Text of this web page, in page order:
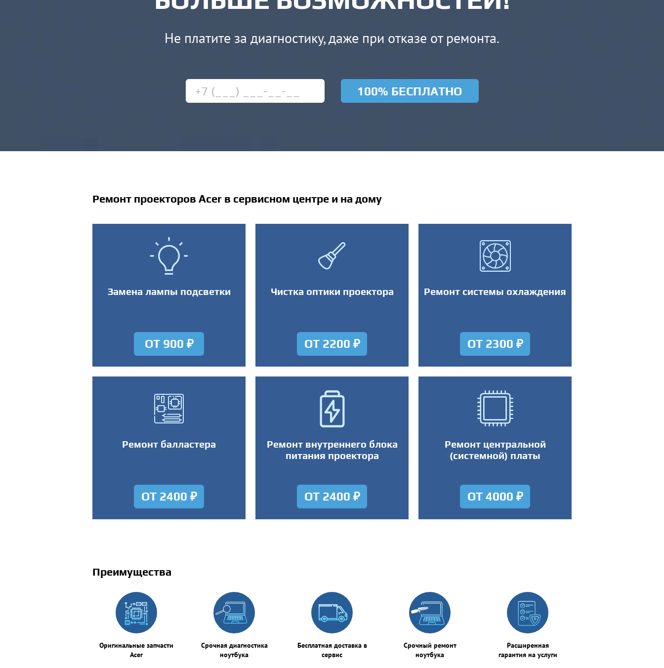
Не платите за диагностику, даже при отказе от ремонта.
100% БЕСПЛАТНО
Ремонт проекторов Acer в сервисном центре и на дому
Замена лампы подсветки
ОТ 900 ₽
Чистка оптики проектора
ОТ 2200 ₽
Ремонт системы охлаждения
ОТ 2300 ₽
Ремонт балластера
ОТ 2400 ₽
Ремонт внутреннего блока
питания проектора
ОТ 2400 ₽
Ремонт центральной
(системной) платы
ОТ 4000 ₽
Преимущества
Оригинальные запчасти
Acer
Срочная диагностика
ноутбука
Бесплатная доставка в
сервис
Срочный ремонт
ноутбука
Расширенная
гарантия на услуги